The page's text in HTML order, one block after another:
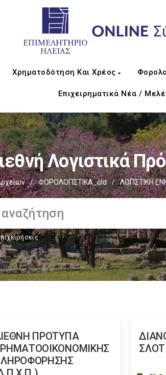
Χρηματοδότηση Και Χρέος
Επιχειρηματικά Νέα /
Λογιστικά
/ ΦΟΡΟΛΟΓΙΣΤΙΚΑ_old / ΛΟΓΙΣΤΙΚΗ
ΠΡΟΤΥΠΑ
ΣΛΟΤ